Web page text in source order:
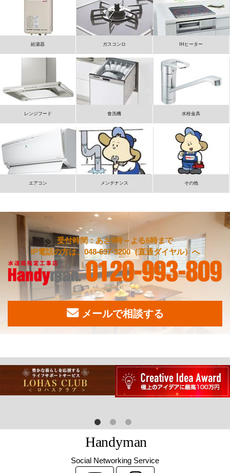
給湯器 ガスコンロ IHヒーター
レンジフード 食洗機 水栓金具
エアコン メンテナンス その他
受付時間：あさ9時～よる6時まで
IP電話の方は、048-637-3200（直通ダイヤル）へ
メールで相談する
Handyman
Social Networking Service